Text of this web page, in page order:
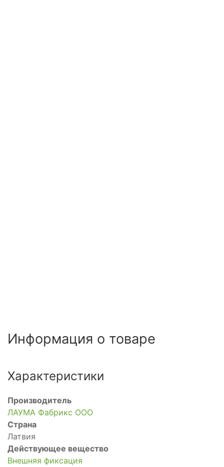
Информация о товаре
Характеристики
Производитель
ЛАУМА Фабрикс ООО
Страна
Латвия
Действующее вещество
Внешняя фиксация